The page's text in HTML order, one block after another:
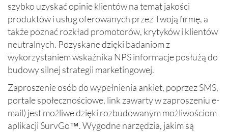
szybko uzyskać opinie klientów na temat jakości
produktów i usług oferowanych przez Twoją firmę, a
także poznać rozkład promotorów, krytyków i klientów
neutralnych. Pozyskane dzięki badaniom z
wykorzystaniem wskaźnika NPS informacje posłużą do
budowy silnej strategii marketingowej.
Zaproszenie osób do wypełnienia ankiet, poprzez SMS,
portale społecznościowe, link zawarty w zaproszeniu e-
mail) jest możliwe dzięki rozbudowanym możliwościom
aplikacji SurvGo™. Wygodne narzędzia, jakim są